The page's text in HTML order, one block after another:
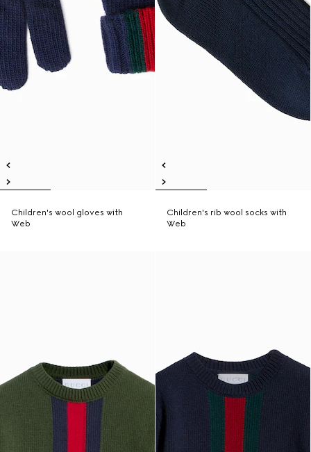
Children's wool gloves with
Web
Children's rib wool socks with
Web